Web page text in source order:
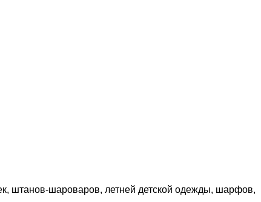
штанов-шароваров, летней детской одежды, шарфов,